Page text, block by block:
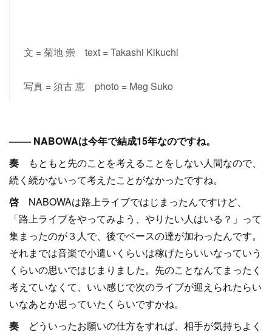
文 = 菊地 崇 text = Takashi Kikuchi
写真 = 須古 恵 photo = Meg Suko
–––– NABOWAは今年で結成15年なのですね。
奏 もともと先のことを考えることをしない人間なので、
続く続かないって考えたことがなかったですね。
啓 NABOWAは路上ライブではじまったんですけど、
「路上ライブをやってみよう、やりたい人はいる？」って
集まったのが３人で、後でベースの達が加わったんです。
それまでは音楽で小遣いくらいは稼げたらいいなっていう
くらいの思いではじまりました。先のことなんてまったく
考えていなくて、いい感じで次のライブが迎えられたらい
いなあとか思っていたくらいですかね。
奏 どういったお願いの仕方をすれば、相手が気持ちよく